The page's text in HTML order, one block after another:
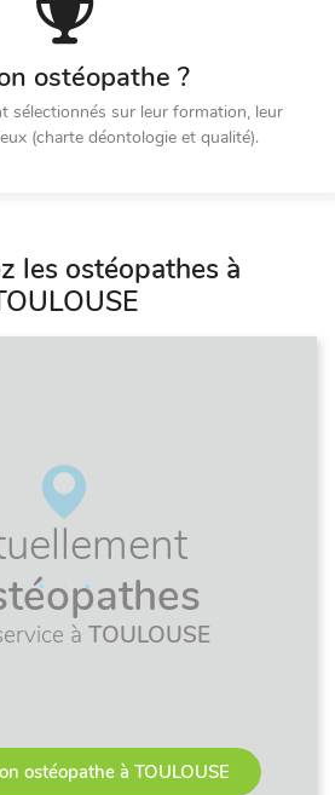
ostéopathe ?
sélectionnés sur leur formation, leur
(charte déontologie et qualité).
les ostéopathes à
à TOULOUSE
ostéopathe à TOULOUSE